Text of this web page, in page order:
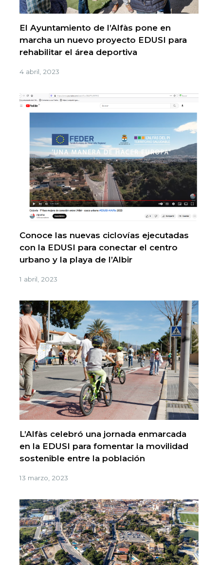
El Ayuntamiento de l’Alfàs pone en
marcha un nuevo proyecto EDUSI para
rehabilitar el área deportiva
4 abril, 2023
Conoce las nuevas ciclovías ejecutadas
con la EDUSI para conectar el centro
urbano y la playa de l’Albir
1 abril, 2023
L’Alfàs celebró una jornada enmarcada
en la EDUSI para fomentar la movilidad
sostenible entre la población
13 marzo, 2023